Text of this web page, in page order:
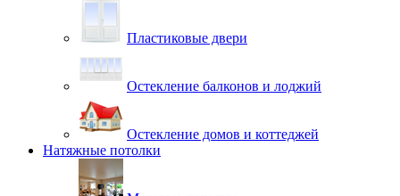
Пластиковые двери
Остекление балконов и лоджий
Остекление домов и коттеджей
Натяжные потолки